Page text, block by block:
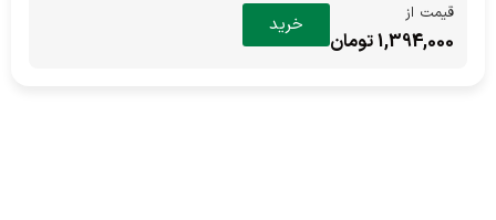
قیمت از
1,394,000 تومان
خرید